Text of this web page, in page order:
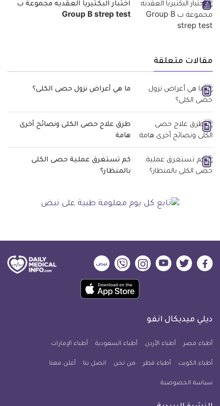
اختبار البكتيريا العقديه مجموعة ب
Group B strep test
مقالات متعلقة
ما هي أعراض نزول حصى الكلى؟
طرق علاج حصى الكلى ونصائح أخرى
هامة
كم تستغرق عملية حصى الكلى
بالمنظار؟
ديلي
فيسبوك
ديلي
تويتر
ديلي
ميديكال
يوتيوب
ديلي
ميديكال
انفو
ديلي
ميديكال
انفو
ديلي
ميديكال
انفو
حمل
تطبيق
معلومة
للآيفون
ديلي ميديكال انفو
أطباء مصر أطباء الأردن أطباء السعودية أطباء الإمارات
أطباء الكويت أطباء قطر من نحن اتصل بنا أعلن معنا
سياسة الخصوصية